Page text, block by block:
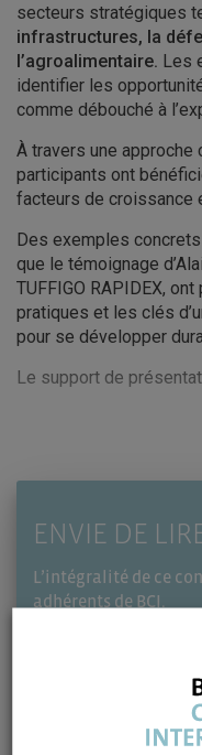
secteurs stratégiques
infrastructures, la
l’agroalimentaire. Les
identifier les
comme débouché à
À travers une approche
participants ont
facteurs de croissance
Des exemples
que le témoignage
TUFFIGO RAPIDEX,
pratiques et les clés
pour se développer
Le support de
ENVIE DE
L’intégralité de ce
adhérents de BCI.
> Vous êtes adhérent
Connectez-vous
> Votre société est
encore créé de
email professionnel.